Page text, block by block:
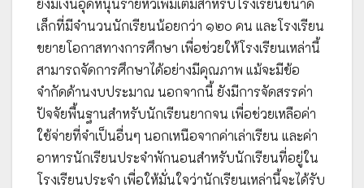
ยังมีเงินอุดหนุนรายหัวเพิ่มเติมสำหรับโรงเรียนขนาด
เล็กที่มีจำนวนนักเรียนน้อยกว่า ๑๒๐ คน และโรงเรียน
ขยายโอกาสทางการศึกษา เพื่อช่วยให้โรงเรียนเหล่านี้
สามารถจัดการศึกษาได้อย่างมีคุณภาพ แม้จะมีข้อ
จำกัดด้านงบประมาณ นอกจากนี้ ยังมีการจัดสรรค่า
ปัจจัยพื้นฐานสำหรับนักเรียนยากจน เพื่อช่วยเหลือค่า
ใช้จ่ายที่จำเป็นอื่นๆ นอกเหนือจากค่าเล่าเรียน และค่า
อาหารนักเรียนประจำพักนอนสำหรับนักเรียนที่อยู่ใน
โรงเรียนประจำ เพื่อให้มั่นใจว่านักเรียนเหล่านี้จะได้รับ